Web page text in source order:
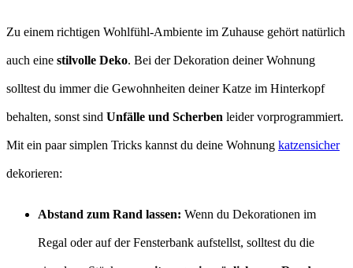
Zu einem richtigen Wohlfühl-Ambiente im Zuhause gehört natürlich
auch eine stilvolle Deko. Bei der Dekoration deiner Wohnung
solltest du immer die Gewohnheiten deiner Katze im Hinterkopf
behalten, sonst sind Unfälle und Scherben leider vorprogrammiert.
Mit ein paar simplen Tricks kannst du deine Wohnung katzensicher
dekorieren:
Abstand zum Rand lassen: Wenn du Dekorationen im
Regal oder auf der Fensterbank aufstellst, solltest du die